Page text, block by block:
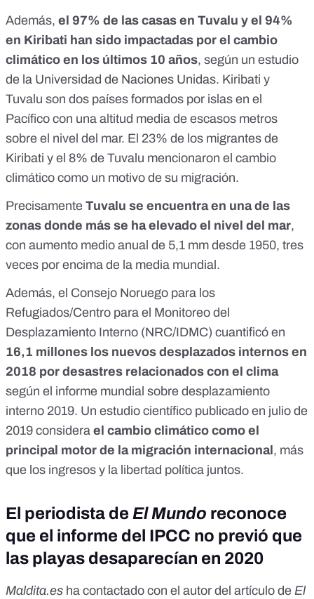
Además, el 97% de las casas en Tuvalu y el 94%
en Kiribati han sido impactadas por el cambio
climático en los últimos 10 años, según un estudio
de la Universidad de Naciones Unidas. Kiribati y
Tuvalu son dos países formados por islas en el
Pacífico con una altitud media de escasos metros
sobre el nivel del mar. El 23% de los migrantes de
Kiribati y el 8% de Tuvalu mencionaron el cambio
climático como un motivo de su migración.
Precisamente Tuvalu se encuentra en una de las
zonas donde más se ha elevado el nivel del mar,
con aumento medio anual de 5,1 mm desde 1950, tres
veces por encima de la media mundial.
Además, el Consejo Noruego para los
Refugiados/Centro para el Monitoreo del
Desplazamiento Interno (NRC/IDMC) cuantificó en
16,1 millones los nuevos desplazados internos en
2018 por desastres relacionados con el clima
según el informe mundial sobre desplazamiento
interno 2019. Un estudio científico publicado en julio de
2019 considera el cambio climático como el
principal motor de la migración internacional , más
que los ingresos y la libertad política juntos.
El periodista de El Mundo reconoce
que el informe del IPCC no previó que
las playas desaparecían en 2020
Maldita.es ha contactado con el autor del artículo de El